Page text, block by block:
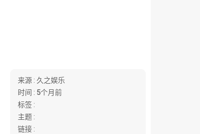
来源 : 久之娱乐
时间 : 5个月前
标签 :
主题 :
链接 :